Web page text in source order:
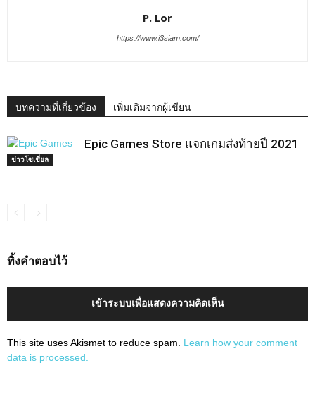
P. Lor
https://www.i3siam.com/
บทความที่เกี่ยวข้อง เพิ่มเติมจากผู้เขียน
ข่าวโซเชี่ยล
Epic Games Store แจกเกมส่งท้ายปี 2021
ทิ้งคำตอบไว้
เข้าระบบเพื่อแสดงความคิดเห็น
This site uses Akismet to reduce spam. Learn how your comment
data is processed.